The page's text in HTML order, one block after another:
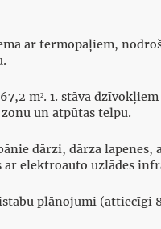
ar termopāļiem,
m². 1. stāva dzīvokļiem
un atpūtas telpu.
dārzi, dārza lapenes,
ar elektroauto uzlādes
plānojumi (attiecīgi